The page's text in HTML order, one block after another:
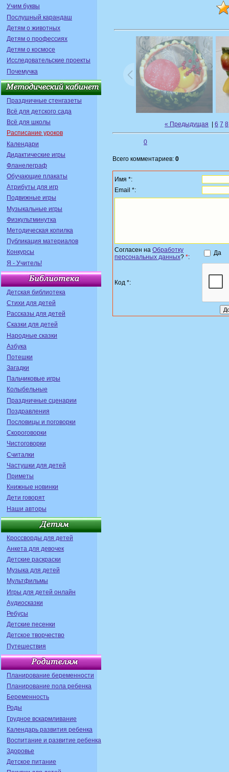
Учим буквы
Послушный карандаш
Детям о животных
Детям о профессиях
Детям о космосе
Исследовательские проекты
Почемучка
Праздничные стенгазеты
Всё для детского сада
Всё для школы
Расписание уроков
Календари
Дидактические игры
Фланелеграф
Обучающие плакаты
Атрибуты для игр
Подвижные игры
Музыкальные игры
Физкультминутка
Методическая копилка
Публикация материалов
Конкурсы
Я - Учитель!
Детская библиотека
Стихи для детей
Рассказы для детей
Сказки для детей
Народные сказки
Азбука
Потешки
Загадки
Пальчиковые игры
Колыбельные
Праздничные сценарии
Поздравления
Пословицы и поговорки
Скороговорки
Чистоговорки
Считалки
Частушки для детей
Приметы
Книжные новинки
Дети говорят
Наши авторы
Кроссворды для детей
Анкета для девочек
Детские раскраски
Музыка для детей
Мультфильмы
Игры для детей онлайн
Аудиосказки
Ребусы
Детские песенки
Детское творчество
Путешествия
Планирование беременности
Планирование пола ребенка
Беременность
Роды
Грудное вскармливание
Календарь развития ребенка
Воспитание и развитие ребенка
Здоровье
Детское питание
« Предыдущая 6 7 8
0
Всего комментариев: 0
Имя *:
Email *:
Согласен на Обработку
персональных данных? *:
Да
Код *: